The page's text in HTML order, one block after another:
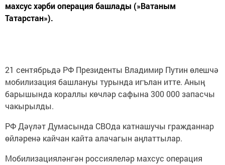
махсус хәрби операция башлады (»Ватаным
Татарстан»).
21 сентябрьдә РФ Президенты Владимир Путин өлешчә
мобилизация башлануы турында игълан итте. Аның
барышында кораллы көчләр сафына 300 000 запасчы
чакырылды.
РФ Дәүләт Думасында СВОда катнашучы гражданнар
өйләренә кайчан кайта алачагын аңлаттылар.
Мобилизацияләнгән россиялеләр махсус операция